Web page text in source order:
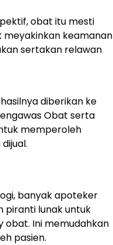
obat itu mesti
meyakinkan keamanan
sertakan relawan
diberikan ke
Obat serta
memperoleh
banyak apoteker
piranti lunak untuk
Ini memudahkan
pasien.